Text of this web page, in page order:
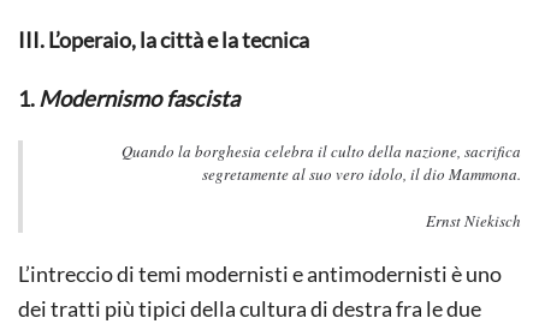
III. L’operaio, la città e la tecnica
1.Modernismo fascista
Quando la borghesia celebra il culto della nazione, sacrifica
segretamente al suo vero idolo, il dio Mammona.
Ernst Niekisch
L’intreccio di temi modernisti e antimodernisti è uno
dei tratti più tipici della cultura di destra fra le due